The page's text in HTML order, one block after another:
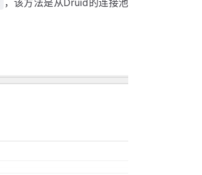
，该方法是从Druid的连接池